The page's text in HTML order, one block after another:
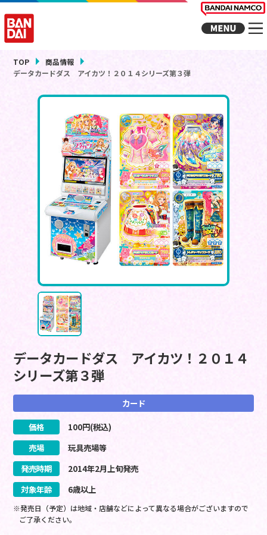
TOP
商品情報
データカードダス アイカツ！２０１４シリーズ第３弾
データカードダス アイカツ！２０１４
シリーズ第３弾
カード
価格 100円(税込)
売場
玩具売場等
発売時期
2014年2月上旬発売
対象年齢
6歳以上
※発売日（予定）は地域・店舗などによって異なる場合がございますので
ご了承ください。